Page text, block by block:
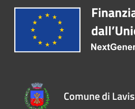
Comune di Lavis